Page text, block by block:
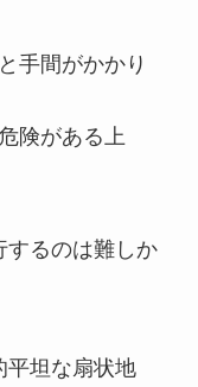
手間がかかり
険がある上
するのは難しか
平坦な扇状地